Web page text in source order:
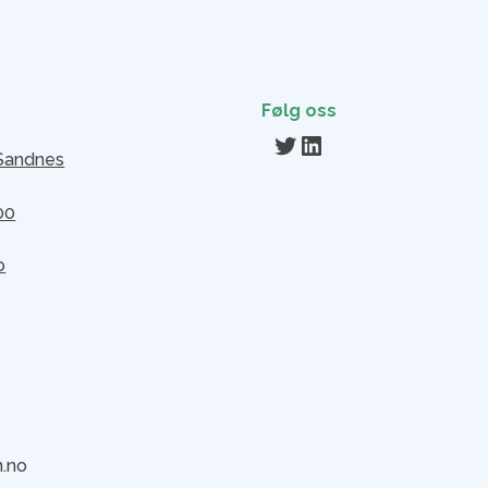
Følg oss
Twitter
LinkedIn